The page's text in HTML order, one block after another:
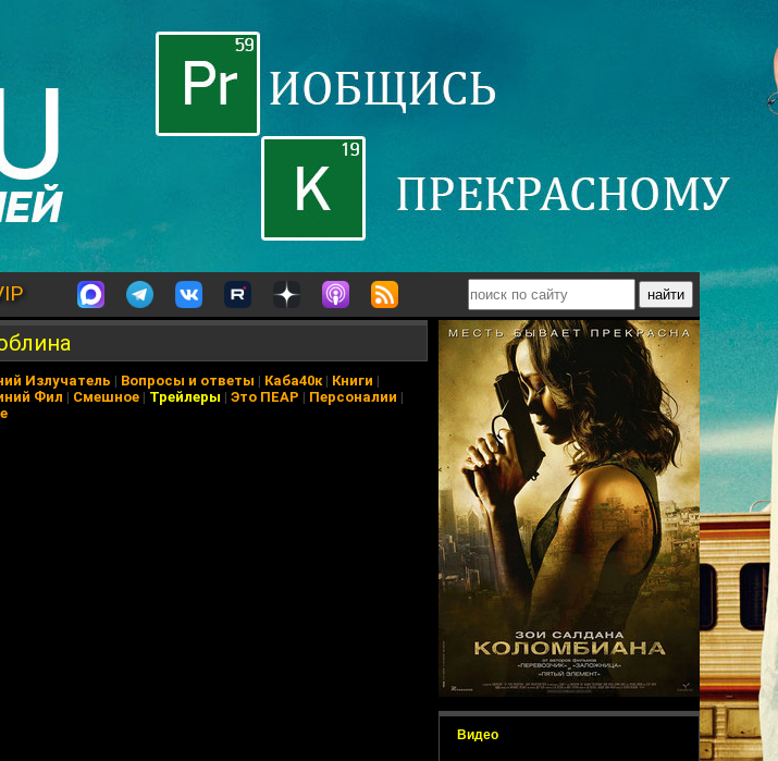
Видео
Излучатель | Вопросы и ответы | Каба40к| Книги |
Фил | Смешное | Трейлеры | Это ПЕАР | Персоналии |